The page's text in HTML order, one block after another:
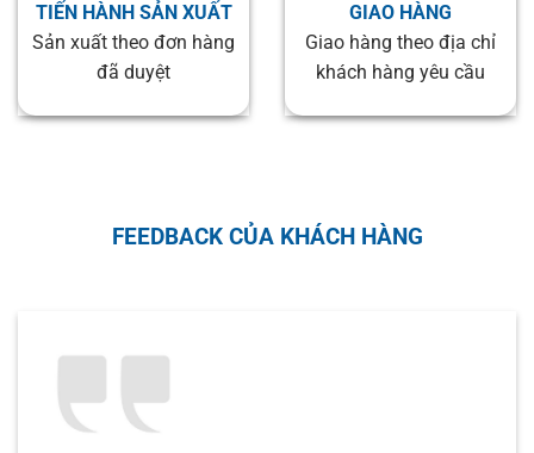
TIẾN HÀNH SẢN XUẤT
Sản xuất theo đơn hàng
đã duyệt
GIAO HÀNG
Giao hàng theo địa chỉ
khách hàng yêu cầu
FEEDBACK CỦA KHÁCH HÀNG